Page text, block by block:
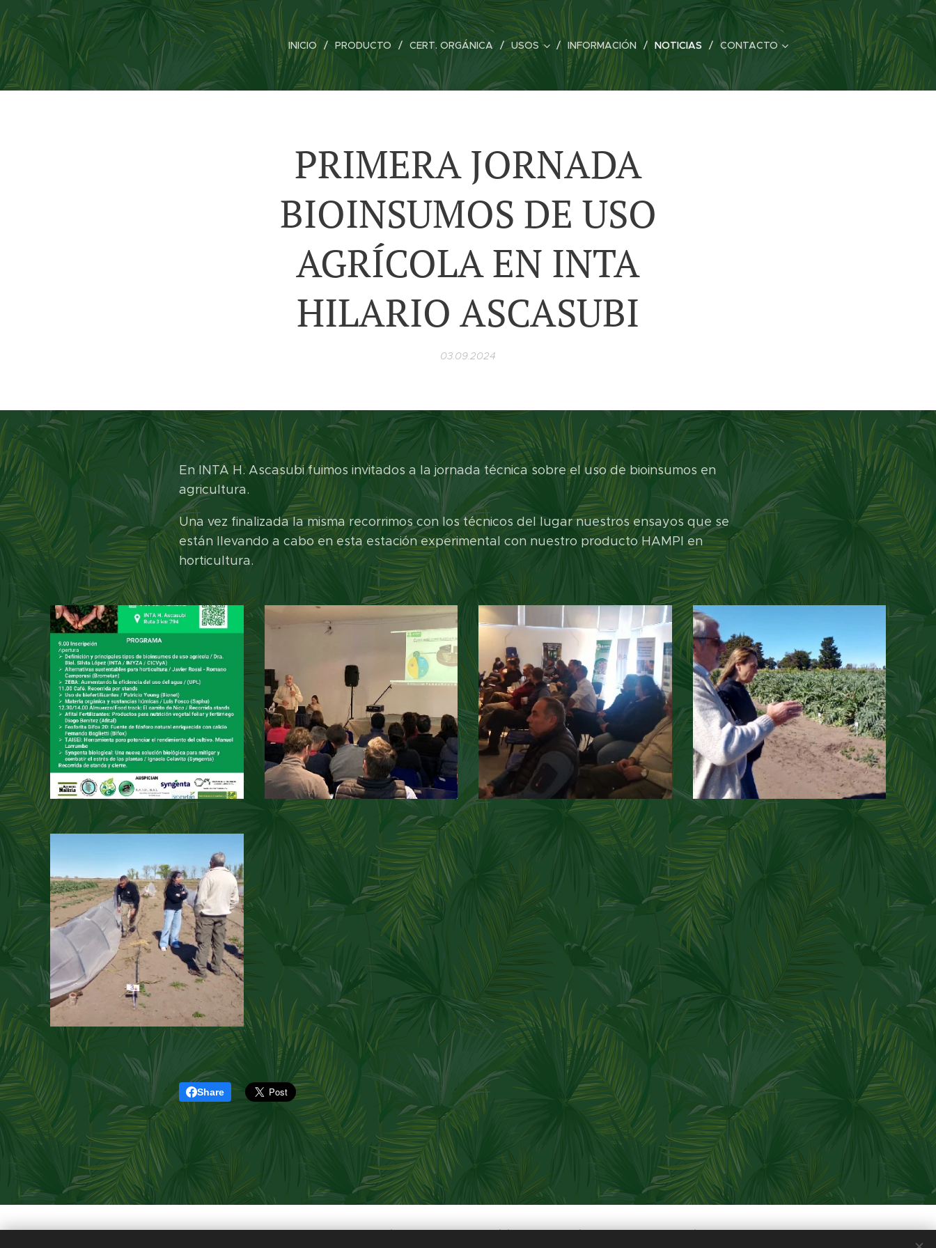
INICIO PRODUCTO CERT. ORGÁNICA USOS INFORMACIÓN NOTICIAS CONTACTO
PRIMERA JORNADA
BIOINSUMOS DE USO
AGRÍCOLA EN INTA
HILARIO ASCASUBI
03.09.2024
En INTA H. Ascasubi fuimos invitados a la jornada técnica sobre el uso de bioinsumos en
agricultura.
Una vez finalizada la misma recorrimos con los técnicos del lugar nuestros ensayos que se
están llevando a cabo en esta estación experimental con nuestro producto HAMPI en
horticultura.
Share
©S.A.P.HU. S.R.L. Planta Industrial San Martín 763 Felicia CP: 3087 Pcia. de Santa Fe Argentina